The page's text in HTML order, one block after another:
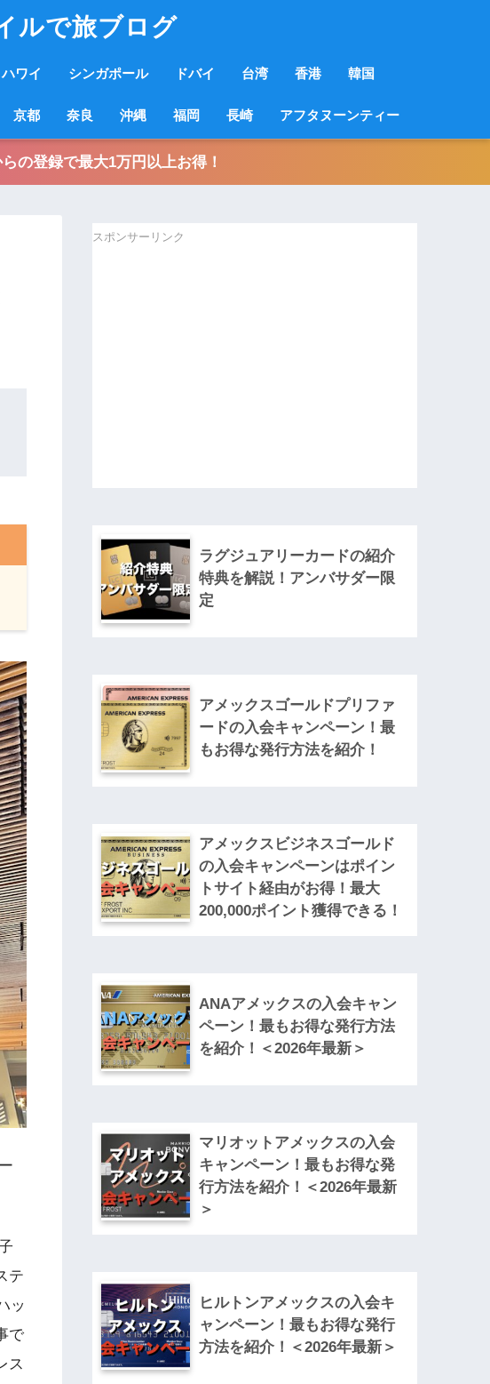
ルで旅ブログ
ハワイ シンガポール ドバイ 台湾 香港 韓国
京都 奈良 沖縄 福岡 長崎 アフタヌーンティー
の登録で最大1万円以上お得！
テ
ッ
で
ス
スポンサーリンク
ラグジュアリーカードの紹介
特典を解説！アンバサダー限
定
アメックスゴールドプリファ
ードの入会キャンペーン！最
もお得な発行方法を紹介！
アメックスビジネスゴールド
の入会キャンペーンはポイン
トサイト経由がお得！最大
200,000ポイント獲得できる！
ANAアメックスの入会キャン
ペーン！最もお得な発行方法
を紹介！＜2026年最新＞
マリオットアメックスの入会
キャンペーン！最もお得な発
行方法を紹介！＜2026年最新
＞
ヒルトンアメックスの入会キ
ャンペーン！最もお得な発行
方法を紹介！＜2026年最新＞